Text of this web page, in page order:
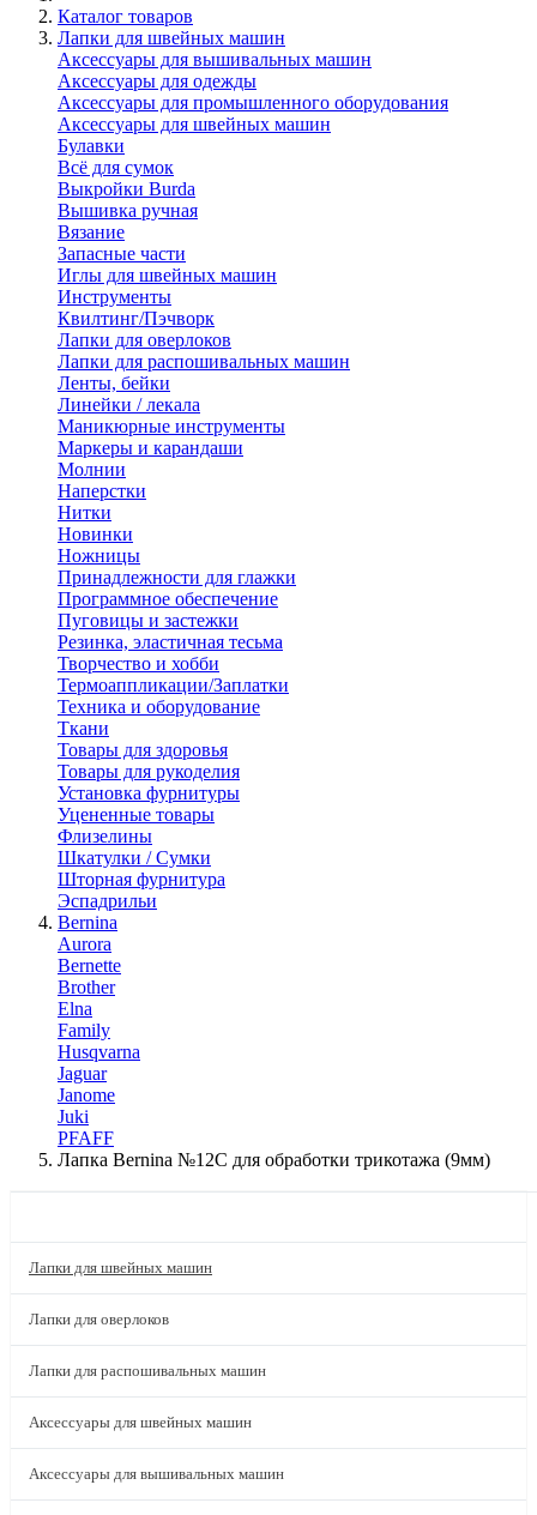
Каталог товаров
Лапки для швейных машин
Аксессуары для вышивальных машин
Аксессуары для одежды
Аксессуары для промышленного оборудования
Аксессуары для швейных машин
Булавки
Всё для сумок
Выкройки Burda
Вышивка ручная
Вязание
Запасные части
Иглы для швейных машин
Инструменты
Квилтинг/Пэчворк
Лапки для оверлоков
Лапки для распошивальных машин
Ленты, бейки
Линейки / лекала
Маникюрные инструменты
Маркеры и карандаши
Молнии
Наперстки
Нитки
Новинки
Ножницы
Принадлежности для глажки
Программное обеспечение
Пуговицы и застежки
Резинка, эластичная тесьма
Творчество и хобби
Термоаппликации/Заплатки
Техника и оборудование
Ткани
Товары для здоровья
Товары для рукоделия
Установка фурнитуры
Уцененные товары
Флизелины
Шкатулки / Сумки
Шторная фурнитура
Эспадрильи
Bernina
Aurora
Bernette
Brother
Elna
Family
Husqvarna
Jaguar
Janome
Juki
PFAFF
Лапка Bernina №12C для обработки трикотажа (9мм)
Лапки для швейных машин
Лапки для оверлоков
Лапки для распошивальных машин
Аксессуары для швейных машин
Аксессуары для вышивальных машин